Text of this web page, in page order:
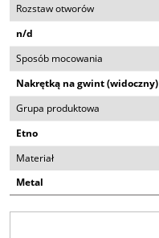
Rozstaw otworów
n/d
Sposób mocowania
Nakrętką na gwint (widoczny)
Grupa produktowa
Etno
Materiał
Metal